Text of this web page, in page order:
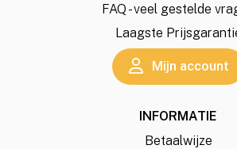
FAQ - veel gestelde
Laagste
Mijn account
INFORMATIE
Betaalwijze